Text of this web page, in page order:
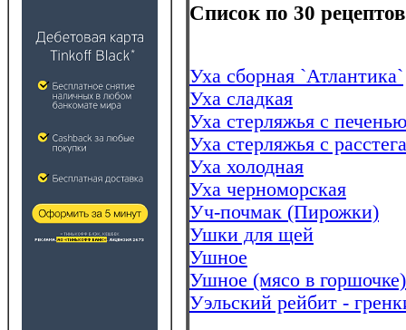
Список по 30
Уха сборная `Атлантика`
Уха сладкая
Уха стерляжья с
Уха стерляжья с
Уха холодная
Уха черноморская
Уч-почмак (Пирожки)
Ушки для щей
Ушное
Ушное (мясо в горшочке)
Уэльский рейбит -